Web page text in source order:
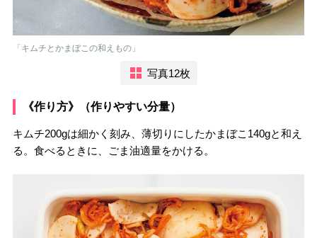
「キムチとかまぼこの和えもの」
写真12枚
《作り方》（作りやすい分量）
キムチ200gは細かく刻み、薄切りにしたかまぼこ140gと和え
る。食べるときに、ごま油適量をかける。